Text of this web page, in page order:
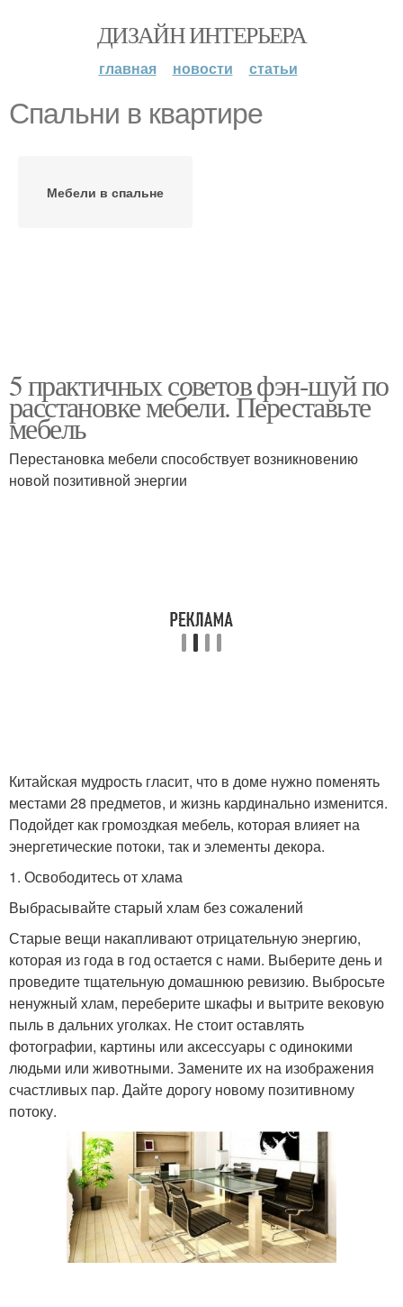
ДИЗАЙН ИНТЕРЬЕРА
главная новости статьи
Спальни в квартире
Мебели в спальне
5 практичных советов фэн-шуй по
расстановке мебели. Переставьте
мебель
Перестановка мебели способствует возникновению
новой позитивной энергии
Китайская мудрость гласит, что в доме нужно поменять
местами 28 предметов, и жизнь кардинально изменится.
Подойдет как громоздкая мебель, которая влияет на
энергетические потоки, так и элементы декора.
1. Освободитесь от хлама
Выбрасывайте старый хлам без сожалений
Старые вещи накапливают отрицательную энергию,
которая из года в год остается с нами. Выберите день и
проведите тщательную домашнюю ревизию. Выбросьте
ненужный хлам, переберите шкафы и вытрите вековую
пыль в дальних уголках. Не стоит оставлять
фотографии, картины или аксессуары с одинокими
людьми или животными. Замените их на изображения
счастливых пар. Дайте дорогу новому позитивному
потоку.